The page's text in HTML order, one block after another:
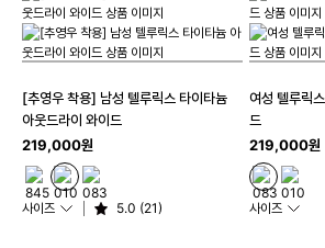
[추영우 착용] 남성 텔루릭스 타이타늄
아웃드라이 와이드
219,000원
사이즈 5.0 (21)
여성 텔루릭
드
219,000원
사이즈